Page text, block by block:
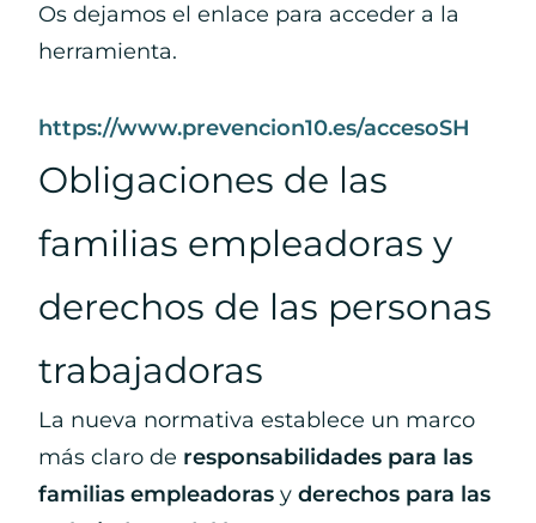
Os dejamos el enlace para acceder a la
herramienta.
https://www.prevencion10.es/accesoSH
Obligaciones de las
familias empleadoras y
derechos de las personas
trabajadoras
La nueva normativa establece un marco
más claro de responsabilidades para las
familias empleadoras y derechos para las